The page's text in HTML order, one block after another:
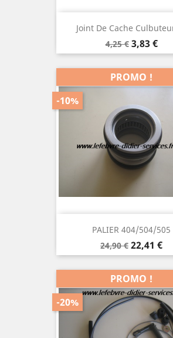
Joint De Cache
Prix
de
base
4,25 € Prix
3,83 €
PALIER 404/504/505
Prix
de
base
24,90 €
-10%
Prix
22,41 €
PROMO !
-20%
PROMO !